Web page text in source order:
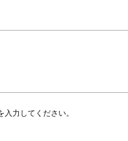
力してください。